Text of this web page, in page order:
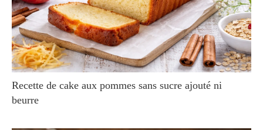
Recette de cake aux pommes sans sucre ajouté ni
beurre